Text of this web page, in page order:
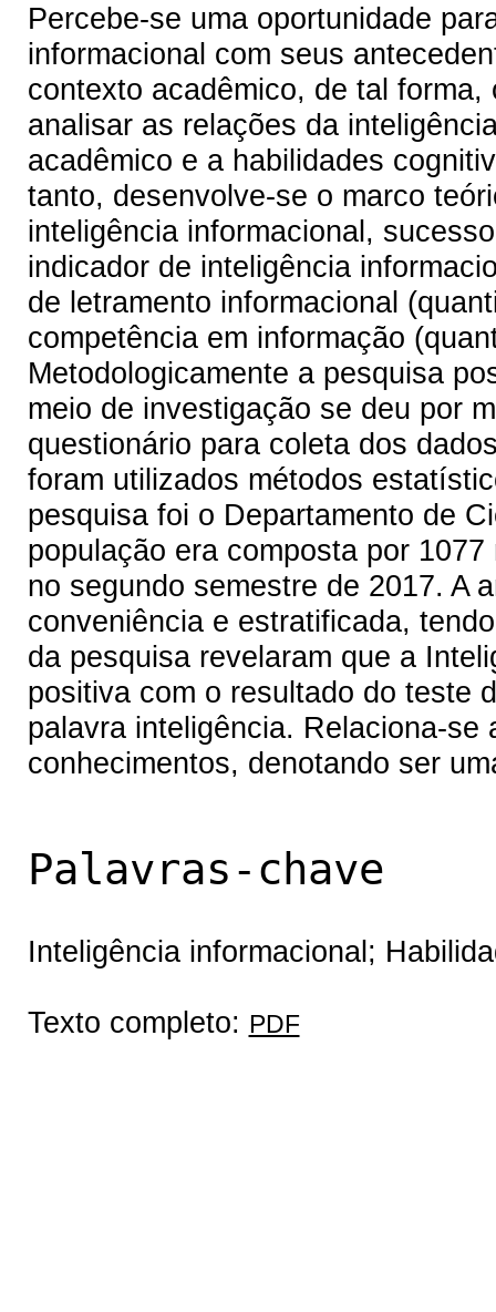
Percebe-se uma oportunidade
informacional com seus
contexto acadêmico, de tal
analisar as relações da
acadêmico e a habilidades
tanto, desenvolve-se o marco
inteligência informacional,
indicador de inteligência
de letramento informacional
competência em informação
Metodologicamente a pesquisa
meio de investigação se deu por
questionário para coleta dos
foram utilizados métodos
pesquisa foi o Departamento de
população era composta por
no segundo semestre de 2017. A
conveniência e estratificada,
da pesquisa revelaram que a
positiva com o resultado do teste
palavra inteligência. Relaciona-
conhecimentos, denotando ser
Palavras-chave
Inteligência informacional;
Texto completo: PDF